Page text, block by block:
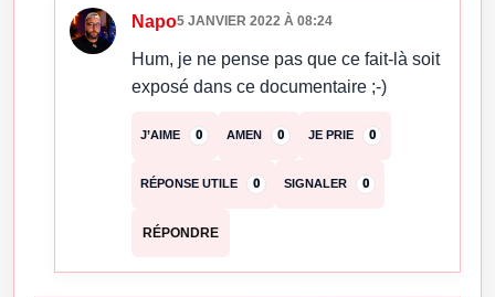
Napo5 JANVIER 2022 À 08:24
Hum, je ne pense pas que ce fait-là soit
exposé dans ce documentaire ;-)
J’AIME 0 AMEN 0 JE PRIE 0
RÉPONSE UTILE 0 SIGNALER 0
RÉPONDRE